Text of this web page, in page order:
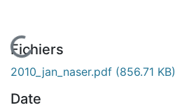
En cours de chargement...
Fichiers
2010_jan_naser.pdf (856.71 KB)
Date